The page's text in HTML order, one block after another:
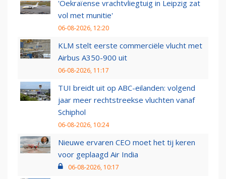
'Oekraïense vrachtvliegtuig in Leipzig zat
vol met munitie'
06-08-2026, 12:20
KLM stelt eerste commerciële vlucht met
Airbus A350-900 uit
06-08-2026, 11:17
TUI breidt uit op ABC-eilanden: volgend
jaar meer rechtstreekse vluchten vanaf
Schiphol
06-08-2026, 10:24
Nieuwe ervaren CEO moet het tij keren
voor geplaagd Air India
06-08-2026, 10:17